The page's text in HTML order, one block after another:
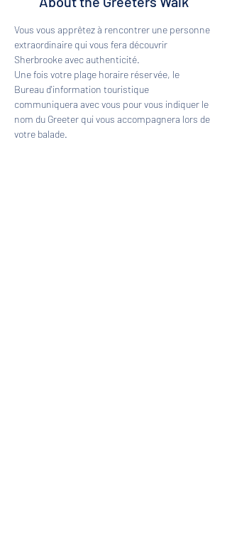
Vous vous apprêtez à rencontrer une personne
extraordinaire qui vous fera découvrir
Sherbrooke avec authenticité.
Une fois votre plage horaire réservée, le
Bureau d'information touristique
communiquera avec vous pour vous indiquer le
nom du Greeter qui vous accompagnera lors de
votre balade.